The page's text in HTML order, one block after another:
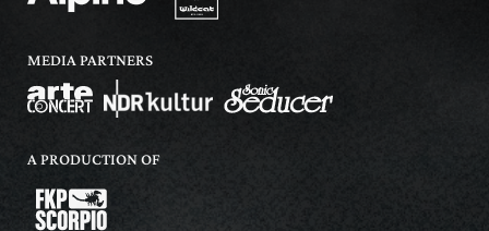
MEDIA PARTNERS
A PRODUCTION OF